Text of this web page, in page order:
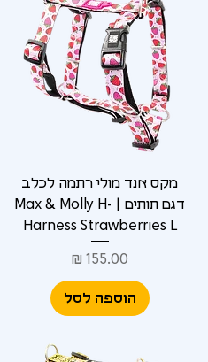
מקס אנד מולי רתמה לכלב
דגם תותים | Max & Molly H-
Harness Strawberries L
מחיר
הוספה לסל